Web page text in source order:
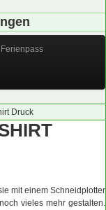
Ferienpass
Druck
mit einem Schneidplotter
vieles mehr gestalten.